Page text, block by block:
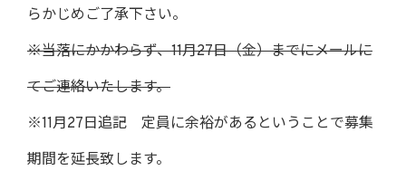
らかじめご了承下さい。
※当落にかかわらず、11月27日（金）までにメールに
てご連絡いたします。
※11月27日追記 定員に余裕があるということで募集
期間を延長致します。